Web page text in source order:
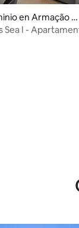
de 5; 269
en Armação de
Sea I -